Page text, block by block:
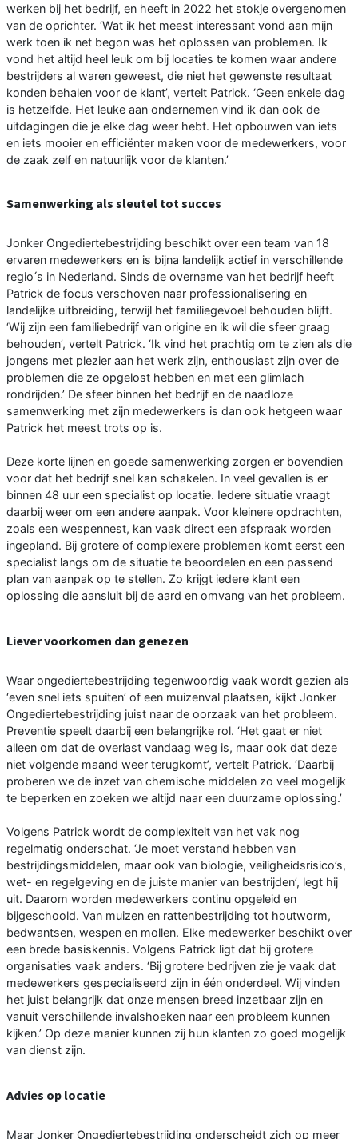
werken bij het bedrijf, en heeft in 2022 het stokje overgenomen
van de oprichter. ‘Wat ik het meest interessant vond aan mijn
werk toen ik net begon was het oplossen van problemen. Ik
vond het altijd heel leuk om bij locaties te komen waar andere
bestrijders al waren geweest, die niet het gewenste resultaat
konden behalen voor de klant’, vertelt Patrick. ‘Geen enkele dag
is hetzelfde. Het leuke aan ondernemen vind ik dan ook de
uitdagingen die je elke dag weer hebt. Het opbouwen van iets
en iets mooier en efficiënter maken voor de medewerkers, voor
de zaak zelf en natuurlijk voor de klanten.’
Samenwerking als sleutel tot succes
Jonker Ongediertebestrijding beschikt over een team van 18
ervaren medewerkers en is bijna landelijk actief in verschillende
regio ́s in Nederland. Sinds de overname van het bedrijf heeft
Patrick de focus verschoven naar professionalisering en
landelijke uitbreiding, terwijl het familiegevoel behouden blijft.
‘Wij zijn een familiebedrijf van origine en ik wil die sfeer graag
behouden’, vertelt Patrick. ‘Ik vind het prachtig om te zien als die
jongens met plezier aan het werk zijn, enthousiast zijn over de
problemen die ze opgelost hebben en met een glimlach
rondrijden.’ De sfeer binnen het bedrijf en de naadloze
samenwerking met zijn medewerkers is dan ook hetgeen waar
Patrick het meest trots op is.
Deze korte lijnen en goede samenwerking zorgen er bovendien
voor dat het bedrijf snel kan schakelen. In veel gevallen is er
binnen 48 uur een specialist op locatie. Iedere situatie vraagt
daarbij weer om een andere aanpak. Voor kleinere opdrachten,
zoals een wespennest, kan vaak direct een afspraak worden
ingepland. Bij grotere of complexere problemen komt eerst een
specialist langs om de situatie te beoordelen en een passend
plan van aanpak op te stellen. Zo krijgt iedere klant een
oplossing die aansluit bij de aard en omvang van het probleem.
Liever voorkomen dan genezen
Waar ongediertebestrijding tegenwoordig vaak wordt gezien als
‘even snel iets spuiten’ of een muizenval plaatsen, kijkt Jonker
Ongediertebestrijding juist naar de oorzaak van het probleem.
Preventie speelt daarbij een belangrijke rol. ‘Het gaat er niet
alleen om dat de overlast vandaag weg is, maar ook dat deze
niet volgende maand weer terugkomt’, vertelt Patrick. ‘Daarbij
proberen we de inzet van chemische middelen zo veel mogelijk
te beperken en zoeken we altijd naar een duurzame oplossing.’
Volgens Patrick wordt de complexiteit van het vak nog
regelmatig onderschat. ‘Je moet verstand hebben van
bestrijdingsmiddelen, maar ook van biologie, veiligheidsrisico’s,
wet- en regelgeving en de juiste manier van bestrijden’, legt hij
uit. Daarom worden medewerkers continu opgeleid en
bijgeschoold. Van muizen en rattenbestrijding tot houtworm,
bedwantsen, wespen en mollen. Elke medewerker beschikt over
een brede basiskennis. Volgens Patrick ligt dat bij grotere
organisaties vaak anders. ‘Bij grotere bedrijven zie je vaak dat
medewerkers gespecialiseerd zijn in één onderdeel. Wij vinden
het juist belangrijk dat onze mensen breed inzetbaar zijn en
vanuit verschillende invalshoeken naar een probleem kunnen
kijken.’ Op deze manier kunnen zij hun klanten zo goed mogelijk
van dienst zijn.
Advies op locatie
Maar Jonker Ongediertebestrijding onderscheidt zich op meer